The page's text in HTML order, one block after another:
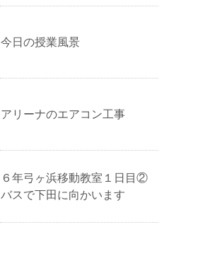
今日の授業風景
アリーナのエアコン工事
６年弓ヶ浜移動教室１日目②
バスで下田に向かいます